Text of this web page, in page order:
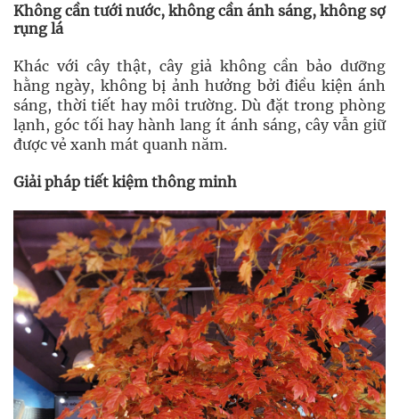
Không cần tưới nước, không cần ánh sáng, không sợ
rụng lá
Khác với cây thật, cây giả không cần bảo dưỡng
hằng ngày, không bị ảnh hưởng bởi điều kiện ánh
sáng, thời tiết hay môi trường. Dù đặt trong phòng
lạnh, góc tối hay hành lang ít ánh sáng, cây vẫn giữ
được vẻ xanh mát quanh năm.
Giải pháp tiết kiệm thông minh